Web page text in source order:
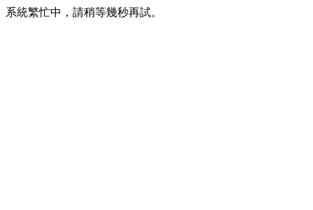
系統繁忙中，請稍等幾秒再試。